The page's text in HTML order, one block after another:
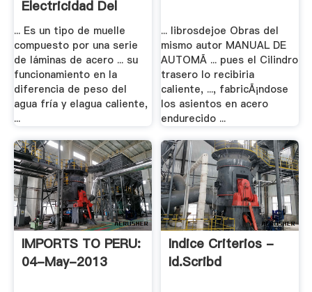
Electricidad Del
Automovil - .
... Es un tipo de muelle
compuesto por una serie
de láminas de acero ... su
funcionamiento en la
diferencia de peso del
agua fría y elagua caliente,
...
... librosdejoe Obras del
mismo autor MANUAL DE
AUTOMÃ ... pues el Cilindro
trasero lo recibiria
caliente, ..., fabricÃ¡ndose
los asientos en acero
endurecido ...
IMPORTS TO PERU:
04-May-2013
Indice Criterios -
Id.scribd